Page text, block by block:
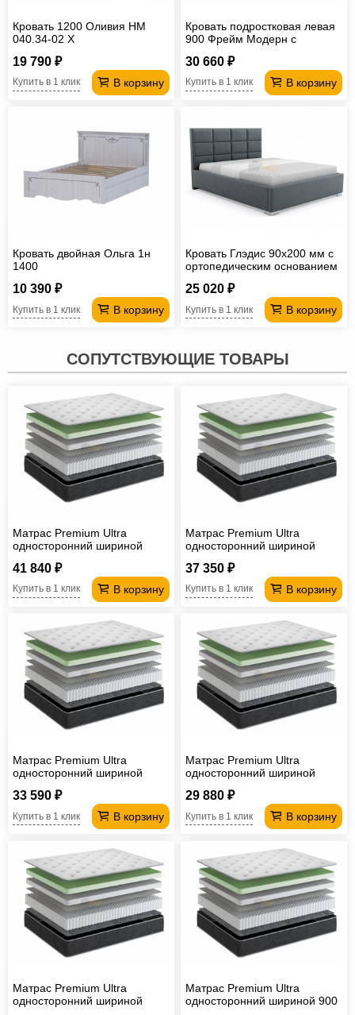
Кровать 1200 Оливия НМ
040.34-02 Х
19 790 ₽
В корзину
Купить в 1 клик
Кровать подростковая левая
900 Фрейм Модерн с
30 660 ₽
В корзину
Купить в 1 клик
Кровать двойная Ольга 1н
1400
10 390 ₽
В корзину
Купить в 1 клик
Кровать Глэдис 90х200 мм с
ортопедическим основанием
25 020 ₽
В корзину
Купить в 1 клик
СОПУТСТВУЮЩИЕ ТОВАРЫ
Матрас Premium Ultra
односторонний шириной
41 840 ₽
В корзину
Купить в 1 клик
Матрас Premium Ultra
односторонний шириной
37 350 ₽
В корзину
Купить в 1 клик
Матрас Premium Ultra
односторонний шириной
33 590 ₽
В корзину
Купить в 1 клик
Матрас Premium Ultra
односторонний шириной
29 880 ₽
В корзину
Купить в 1 клик
Матрас Premium Ultra
односторонний шириной
Матрас Premium Ultra
односторонний шириной 900